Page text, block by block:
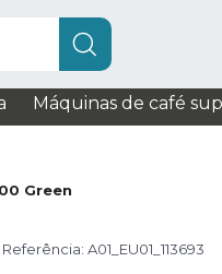
Máquinas de café
Green
Referência: A01_EU01_113693